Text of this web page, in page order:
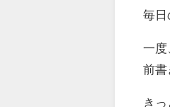
毎日
一度
前書
き